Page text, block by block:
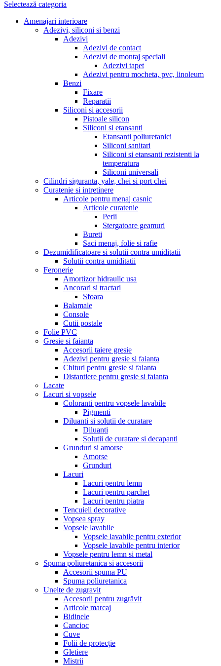
Selectează categoria
Amenajari interioare
Adezivi, siliconi si benzi
Adezivi
Adezivi de contact
Adezivi de montaj speciali
Adezivi tapet
Adezivi pentru mocheta, pvc, linoleum
Benzi
Fixare
Reparatii
Siliconi si accesorii
Pistoale silicon
Siliconi si etansanti
Etansanti poliuretanici
Siliconi sanitari
Siliconi si etansanti rezistenti la
temperatura
Siliconi universali
Cilindri siguranta, yale, chei si port chei
Curatenie si intretinere
Articole pentru menaj casnic
Articole curatenie
Perii
Stergatoare geamuri
Bureti
Saci menaj, folie si rafie
Dezumidificatoare si solutii contra umiditatii
Solutii contra umiditatii
Feronerie
Amortizor hidraulic usa
Ancorari si tractari
Sfoara
Balamale
Console
Cutii postale
Folie PVC
Gresie si faianta
Accesorii taiere gresie
Adezivi pentru gresie si faianta
Chituri pentru gresie si faianta
Distantiere pentru gresie si faianta
Lacate
Lacuri si vopsele
Coloranti pentru vopsele lavabile
Pigmenti
Diluanti si solutii de curatare
Diluanti
Solutii de curatare si decapanti
Grunduri si amorse
Amorse
Grunduri
Lacuri
Lacuri pentru lemn
Lacuri pentru parchet
Lacuri pentru piatra
Tencuieli decorative
Vopsea spray
Vopsele lavabile
Vopsele lavabile pentru exterior
Vopsele lavabile pentru interior
Vopsele pentru lemn si metal
Spuma poliuretanica si accesorii
Accesorii spuma PU
Spuma poliuretanica
Unelte de zugravit
Accesorii pentru zugrăvit
Articole marcaj
Bidinele
Cancioc
Cuve
Folii de protecție
Gletiere
Mistrii